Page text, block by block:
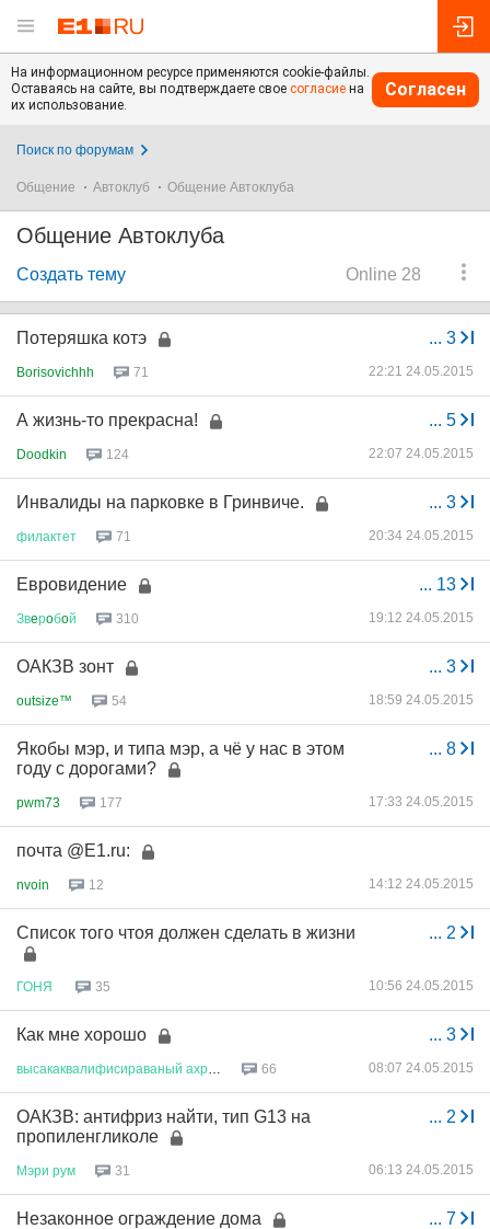
На информационном ресурсе применяются cookie-файлы.
Оставаясь на сайте, вы подтверждаете свое согласие на
их использование.
Согласен
Поиск по форумам
Общение Автоклуб Общение Автоклуба
Общение Автоклуба
Online 28
Создать тему
... 3
Потеряшка котэ
Borisovichhh 71 22:21 24.05.2015
... 5
А жизнь-то прекрасна!
Doodkin 124 22:07 24.05.2015
... 3
Инвалиды на парковке в Гринвиче.
филактет 71 20:34 24.05.2015
... 13
Евровидение
Звeрoбoй 310 19:12 24.05.2015
... 3
ОАКЗВ зонт
outsize™ 54 18:59 24.05.2015
... 8
Якобы мэр, и типа мэр, а чё у нас в этом
году с дорогами?
pwm73 177 17:33 24.05.2015
почта @E1.ru:
nvoin 12 14:12 24.05.2015
... 2
Список того чтоя должен сделать в жизни
ГОНЯ 35 10:56 24.05.2015
... 3
Как мне хорошо
высакаквалифисираваный ахраник 66 08:07 24.05.2015
... 2
ОАКЗВ: антифриз найти, тип G13 на
пропиленгликоле
Мэри рум 31 06:13 24.05.2015
... 7
Незаконное ограждение дома